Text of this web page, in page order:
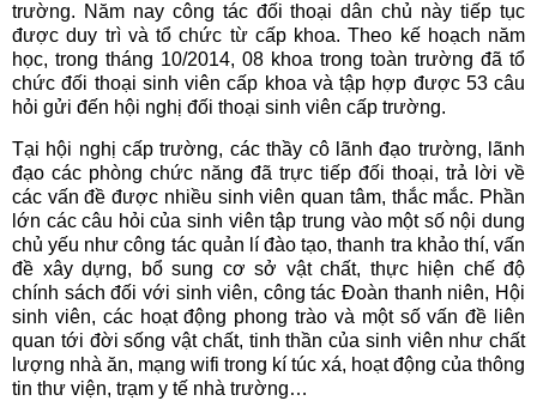
trường. Năm nay công tác đối thoại dân chủ này tiếp tục
được duy trì và tổ chức từ cấp khoa. Theo kế hoạch năm
học, trong tháng 10/2014, 08 khoa trong toàn trường đã tổ
chức đối thoại sinh viên cấp khoa và tập hợp được 53 câu
hỏi gửi đến hội nghị đối thoại sinh viên cấp trường.
Tại hội nghị cấp trường, các thầy cô lãnh đạo trường, lãnh
đạo các phòng chức năng đã trực tiếp đối thoại, trả lời về
các vấn đề được nhiều sinh viên quan tâm, thắc mắc. Phần
lớn các câu hỏi của sinh viên tập trung vào một số nội dung
chủ yếu như công tác quản lí đào tạo, thanh tra khảo thí, vấn
đề xây dựng, bổ sung cơ sở vật chất, thực hiện chế độ
chính sách đối với sinh viên, công tác Đoàn thanh niên, Hội
sinh viên, các hoạt động phong trào và một số vấn đề liên
quan tới đời sống vật chất, tinh thần của sinh viên như chất
lượng nhà ăn, mạng wifi trong kí túc xá, hoạt động của thông
tin thư viện, trạm y tế nhà trường…